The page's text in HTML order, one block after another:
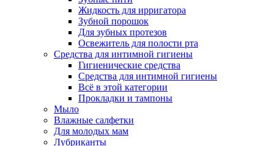
Жидкость для ирригатора
Зубной порошок
Для зубных протезов
Освежитель для полости рта
Средства для интимной гигиены
Гигиенические средства
Средства для интимной гигиены
Всё в этой категории
Прокладки и тампоны
Мыло
Влажные салфетки
Для молодых мам
Лубриканты